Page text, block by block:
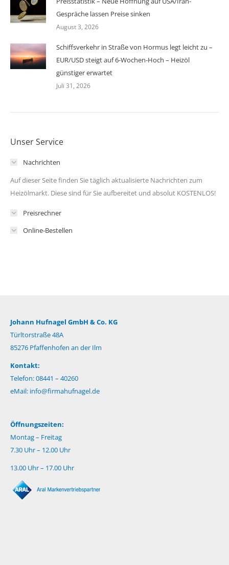
Gespräche lassen Preise sinken
August 3, 2026
Schiffsverkehr in Straße von Hormus legt leicht zu –
EUR/USD steigt auf 6-Wochen-Hoch – Heizöl
günstiger erwartet
Juli 31, 2026
Unser Service
Nachrichten
Auf dieser Seite finden Sie täglich aktualisierte Nachrichten zum
Heizölmarkt. Diese sind für Sie aufbereitet und absolut KOSTENLOS!
Preisrechner
Online-Bestellen
Johann Hufnagel GmbH & Co. KG
Türltorstraße 48A
85276 Pfaffenhofen an der Ilm
Kontakt:
Telefon: 08441 – 40260
eMail: info@firmahufnagel.de
Öffnungszeiten:
Montag – Freitag
7.30 Uhr – 12.00 Uhr
13.00 Uhr – 17.00 Uhr